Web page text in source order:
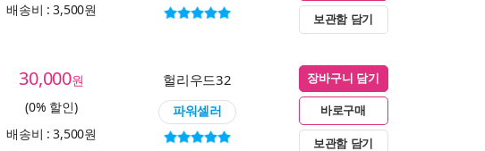
배송비 : 3,500원
보관함 담기
30,000원
(0% 할인)
배송비 : 3,500원
헐리우드32
파워셀러
장바구니 담기
바로구매
보관함 담기